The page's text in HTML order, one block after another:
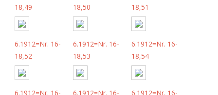
18,49
18,50
18,51
6.1912=Nr. 16-
18,52
6.1912=Nr. 16-
18,53
6.1912=Nr. 16-
18,54
6.1912=Nr. 16- 6.1912=Nr. 16- 6.1912=Nr. 16-